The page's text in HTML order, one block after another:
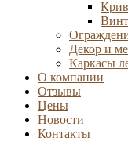
Декор и
Каркасы
О компании
Отзывы
Цены
Новости
Контакты